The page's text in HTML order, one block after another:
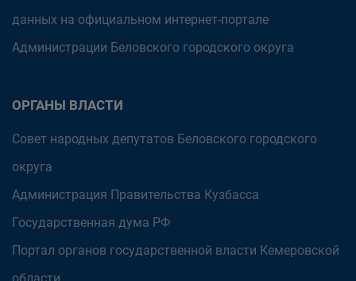
данных на официальном интернет-портале
Администрации Беловского городского округа
ОРГАНЫ ВЛАСТИ
Совет народных депутатов Беловского городского
округа
Администрация Правительства Кузбасса
Государственная дума РФ
Портал органов государственной власти Кемеровской